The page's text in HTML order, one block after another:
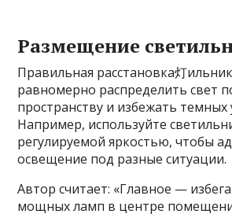
Размещение
Правильная расстановка灯
равномерно распределить свет
пространству и избежать темных
Например, используйте
регулируемой яркостью, чтобы
освещение под разные ситуации.
Автор считает: «Главное —
мощных ламп в центре